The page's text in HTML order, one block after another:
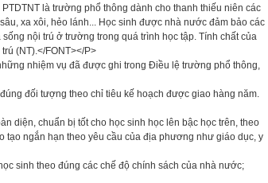
là trường phổ thông dành cho thanh thiếu niên các
xa xôi, hẻo lánh... Học sinh được nhà nước đảm bảo các
nội trú ở trường trong quá trình học tập. Tính chất của
(NT).</FONT></P>
nhiệm vụ đã được ghi trong Điều lệ trường phổ thông,
đối tượng theo chỉ tiêu kế hoạch được giao hàng năm.
diện, chuẩn bị tốt cho học sinh học lên bậc học trên, theo
tạo ngắn hạn theo yêu cầu của địa phương như giáo dục, y
sinh theo đúng các chế độ chính sách của nhà nước;